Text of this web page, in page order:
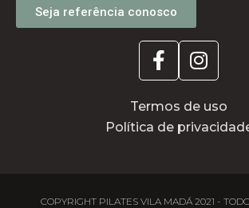
Termos de uso
Política de
Seja referência conosco
COPYRIGHT PILATES VILA MADÁ 2021 -